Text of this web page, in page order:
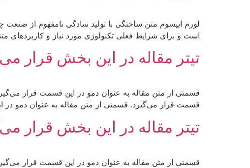
لورم ایپسوم متن ساختگی با تولید سادگی نامفهوم از
است و برای شرایط فعلی تکنولوژی مورد نیاز و کاربردهای
تیتر مقاله در این بخش قرار
قسمتی از متن مقاله به عنوان دمو در این قسمت قرار
قسمت قرار می‌گیرد. قسمتی از متن مقاله به عنوان دمو
تیتر مقاله در این بخش قرار
قسمتی از متن مقاله به عنوان دمو در این قسمت قرار